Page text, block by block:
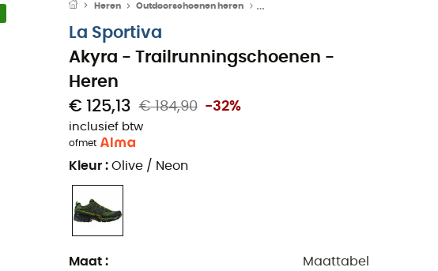
Heren Outdoorschoenen heren
La Sportiva
Akyra - Trailrunningschoenen -
Heren
€ 125,13 € 184,90 -32%
inclusief btw
ofmet
Kleur : Olive / Neon
Maat : Maattabel